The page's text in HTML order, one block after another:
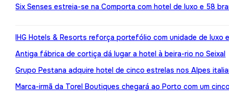
Six Senses estreia-se na Comporta com hotel de luxo e 58
IHG Hotels & Resorts reforça portefólio com unidade de luxo
Antiga fábrica de cortiça dá lugar a hotel à beira-rio no Seixal
Grupo Pestana adquire hotel de cinco estrelas nos Alpes
Marca-irmã da Torel Boutiques chegará ao Porto com um